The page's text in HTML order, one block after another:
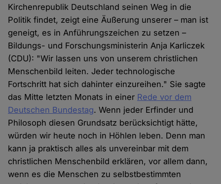
Kirchenrepublik Deutschland seinen Weg in die
Politik findet, zeigt eine Äußerung unserer – man ist
geneigt, es in Anführungszeichen zu setzen –
Bildungs- und Forschungsministerin Anja Karliczek
(CDU): "Wir lassen uns von unserem christlichen
Menschenbild leiten. Jeder technologische
Fortschritt hat sich dahinter einzureihen." Sie sagte
das Mitte letzten Monats in einer Rede vor dem
Deutschen Bundestag. Wenn jeder Erfinder und
Philosoph diesen Grundsatz berücksichtigt hätte,
würden wir heute noch in Höhlen leben. Denn man
kann ja praktisch alles als unvereinbar mit dem
christlichen Menschenbild erklären, vor allem dann,
wenn es die Menschen zu selbstbestimmten